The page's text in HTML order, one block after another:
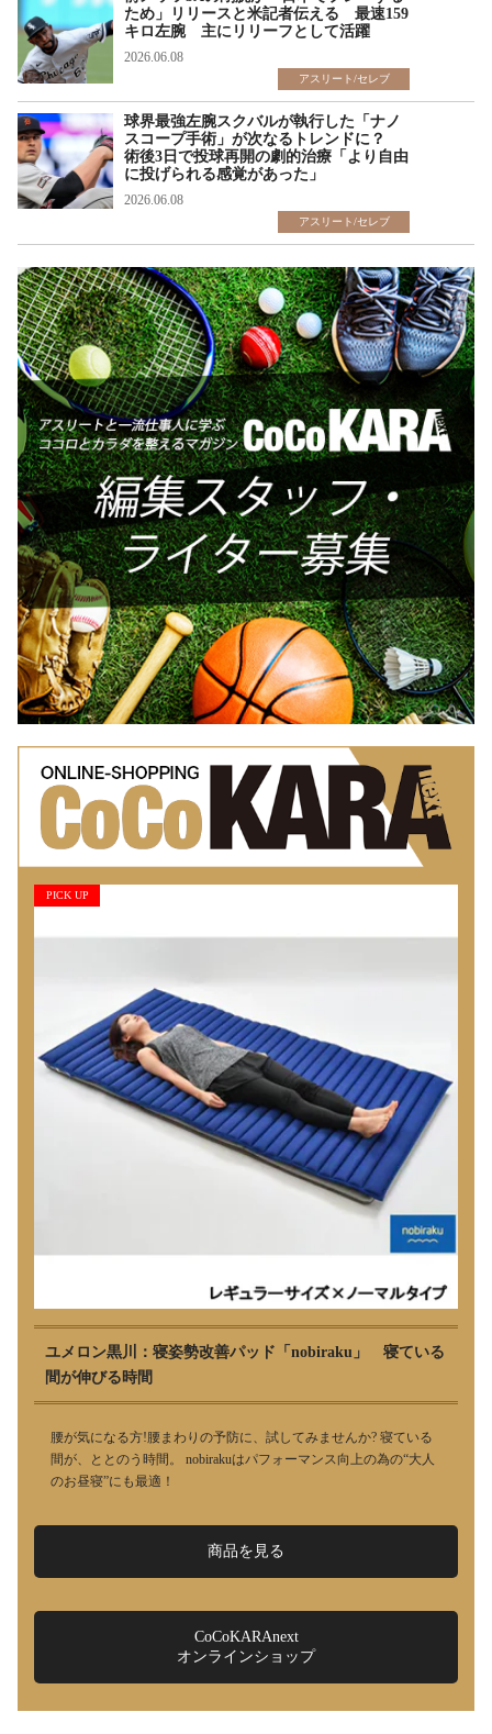
ため」リリースと米記者伝える 最速159
キロ左腕 主にリリーフとして活躍
2026.06.08
アスリート/セレブ
球界最強左腕スクバルが執行した「ナノ
スコープ手術」が次なるトレンドに？
術後3日で投球再開の劇的治療「より自由
に投げられる感覚があった」
2026.06.08
アスリート/セレブ
PICK UP
ユメロン黒川：寝姿勢改善パッド「nobiraku」 寝ている
間が伸びる時間
腰が気になる方!腰まわりの予防に、試してみませんか? 寝ている
間が、ととのう時間。 nobirakuはパフォーマンス向上の為の“大人
のお昼寝”にも最適！
商品を見る
CoCoKARAnext
オンラインショップ